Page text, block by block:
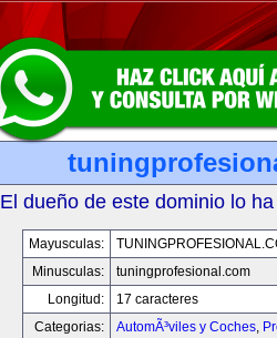
El dueño de este dominio lo
Mayusculas:
Minusculas:
tuningprofesional.com
Longitud:
17 caracteres
Categorias:
AutomÃ³viles y Coches,